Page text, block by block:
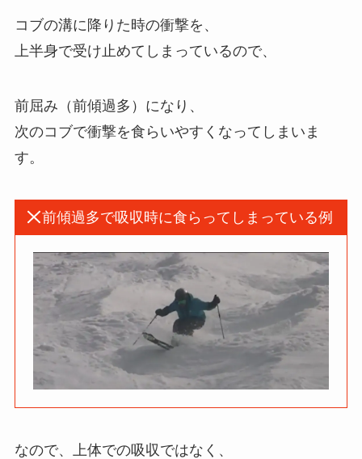
コブの溝に降りた時の衝撃を、
上半身で受け止めてしまっているので、
前屈み（前傾過多）になり、
次のコブで衝撃を食らいやすくなってしまいま
す。
前傾過多で吸収時に食らってしまっている例
なので、上体での吸収ではなく、